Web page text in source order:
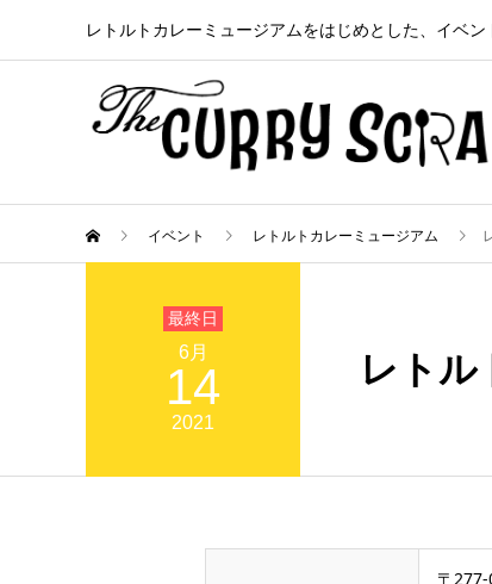
レトルトカレーミュージアムをはじめとした、イベ
イベント レトルトカレーミュージアム
6月
14
2021
レトル
〒